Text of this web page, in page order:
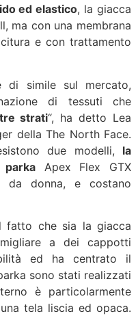
ed elastico, la giacca
ma con una membrana
e con trattamento
di simile sul mercato,
di tessuti che
strati“, ha detto Lea
della The North Face.
due modelli, la
Apex Flex GTX
da donna, e costano
fatto che sia la giacca
a dei cappotti
ed ha centrato il
sono stati realizzati
è particolarmente
tela liscia ed opaca.